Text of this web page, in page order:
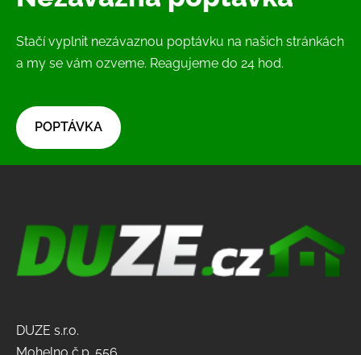
Stačí vyplnit nezávaznou poptávku na našich stránkách
a my se vám ozveme. Reagujeme do 24 hod.
​POPTÁVKA​
DUZE s.r.o.
Mohelno č.p. 556